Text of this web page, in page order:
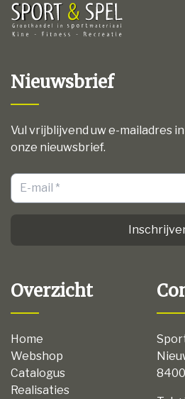
Nieuwsbrief
Vul vrijblijvend uw e-mailadres
onze nieuwsbrief.
Overzicht
Home
Webshop
Catalogus
Realisaties